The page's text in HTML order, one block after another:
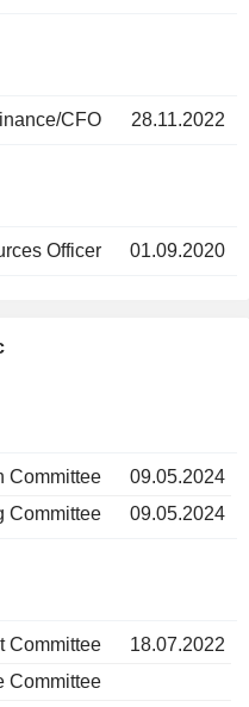
CFO 28.11.2022
Officer 01.09.2020
Committee
09.05.2024
Committee
09.05.2024
Committee
18.07.2022
Committee